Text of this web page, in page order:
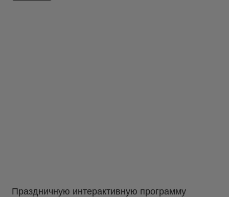
Праздничную интерактивную программу